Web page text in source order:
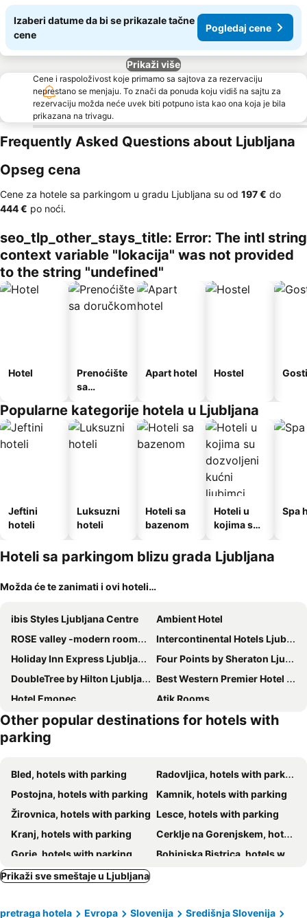
Izaberi datume da bi se prikazale tačne
cene
Pogledaj cene
Prikaži više
Cene i raspoloživost koje primamo sa sajtova za rezervaciju
neprestano se menjaju. To znači da ponuda koju vidiš na sajtu za
rezervaciju možda neće uvek biti potpuno ista kao ona koja je bila
prikazana na trivagu.
Frequently Asked Questions about Ljubljana
Opseg cena
Cene za hotele sa parkingom u gradu Ljubljana su od ‎197 € do
‎444 € po noći.
seo_tlp_other_stays_title: Error: The intl string
context variable "lokacija" was not provided
to the string "undefined"
Hotel
Prenoćište
sa
Apart hotel Hostel
Popularne kategorije hotela u Ljubljana
Jeftini
hoteli
Luksuzni
hoteli
Hoteli sa
bazenom
Hoteli u
kojima su
kućni
ljubimci
Spa
Hoteli sa parkingom blizu grada Ljubljana
Možda će te zanimati i ovi hoteli…
ibis Styles Ljubljana Centre
Ambient Hotel
ROSE valley -modern rooms and apartments
Intercontinental Hotels Ljubljana By Ihg
Holiday Inn Express Ljubljana by IHG
Four Points by Sheraton Ljubljana Mons
DoubleTree by Hilton Ljubljana
Best Western Premier Hotel Slon
Hotel Emonec
Atik Rooms
Hotel Medno
Occidental Ljubljana
Radisson Blu Plaza Hotel Ljubljana
Eurostars uHotel
Garni Hotel Cirman
City Hotel Ljubljana
Exe Lev
Vila Teslova
Hotel Katrca
Rooms Sincere 1830
The Hotel Ljubljana
WUD hotel
Grand Plaza Hotel & Congress Center
Hotel Vila Katrca
Other popular destinations for hotels with
parking
Bled, hotels with parking
Radovljica, hotels with parking
Postojna, hotels with parking
Kamnik, hotels with parking
Žirovnica, hotels with parking Lesce, hotels with parking
Kranj, hotels with parking
Cerklje na Gorenjskem, hotels with parking
Gorje, hotels with parking
Bohinjska Bistrica, hotels with parking
Škofja Loka, hotels with parking
Mozirje, hotels with parking
Cerknica, hotels with parking
Prikaži sve smeštaje u Ljubljana
pretraga hotela Evropa Slovenija
Središnja Slovenija